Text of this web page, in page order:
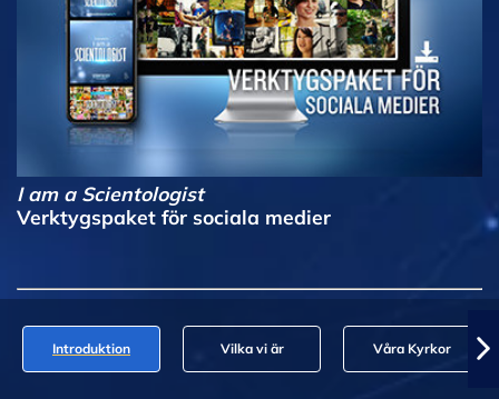
I am a Scientologist
Verktygspaket för sociala medier
Introduktion Vilka vi är Våra Kyrkor